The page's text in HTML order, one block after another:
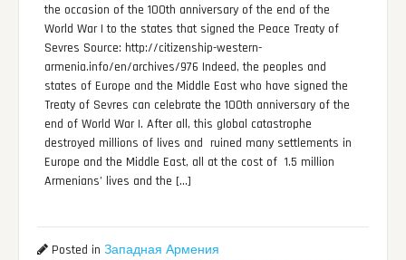
the occasion of the 100th anniversary of the end of the
World War I to the states that signed the Peace Treaty of
Sevres Source: http://citizenship-western-
armenia.info/en/archives/976 Indeed, the peoples and
states of Europe and the Middle East who have signed the
Treaty of Sevres can celebrate the 100th anniversary of the
end of World War I. After all, this global catastrophe
destroyed millions of lives and ruined many settlements in
Europe and the Middle East, all at the cost of 1.5 million
Armenians’ lives and the […]
Posted inЗападная Армения